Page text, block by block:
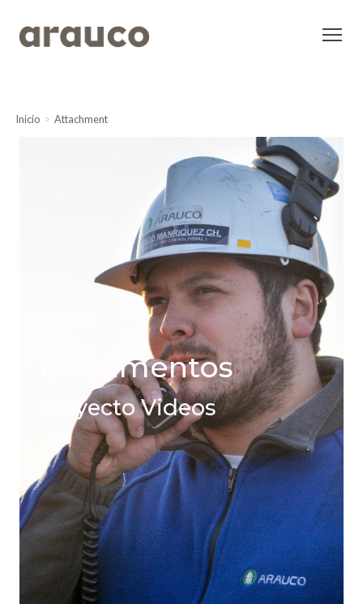
Inicio Attachment
Documentos
Proyecto Videos